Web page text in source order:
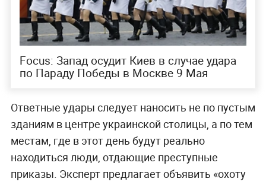
Focus: Запад осудит Киев в случае удара
по Параду Победы в Москве 9 Мая
Ответные удары следует наносить не по пустым
зданиям в центре украинской столицы, а по тем
местам, где в этот день будут реально
находиться люди, отдающие преступные
приказы. Эксперт предлагает объявить «охоту